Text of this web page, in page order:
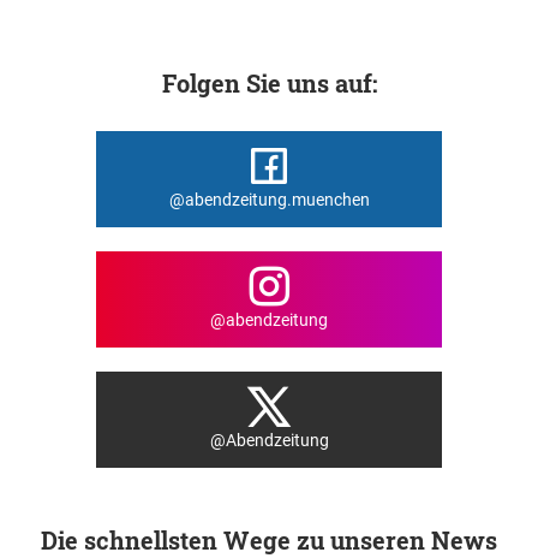
Folgen Sie uns auf:
@abendzeitung.muenchen
@abendzeitung
@Abendzeitung
Die schnellsten Wege zu unseren News